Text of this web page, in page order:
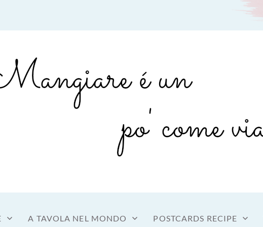
A TAVOLA NEL MONDO POSTCARDS RECIPE